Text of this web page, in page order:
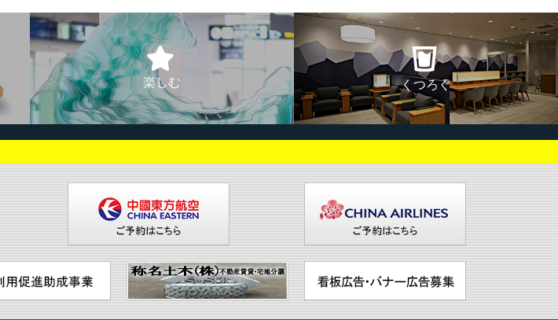
楽しむ くつろぐ